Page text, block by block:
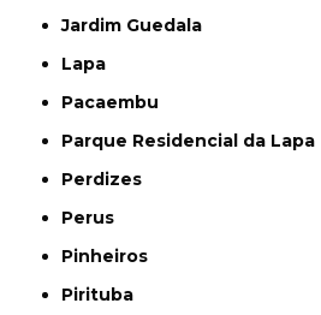
Jardim Guedala
Lapa
Pacaembu
Parque Residencial da Lapa
Perdizes
Perus
Pinheiros
Pirituba